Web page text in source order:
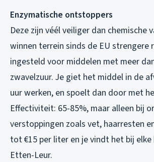
Enzymatische ontstoppers
Deze zijn véél veiliger dan chemische
winnen terrein sinds de EU strengere
ingesteld voor middelen met meer
zwavelzuur. Je giet het middel in de
uur werken, en spoelt dan door met
Effectiviteit: 65-85%, maar alleen bij
verstoppingen zoals vet, haarresten
tot €15 per liter en je vindt het bij
Etten-Leur.